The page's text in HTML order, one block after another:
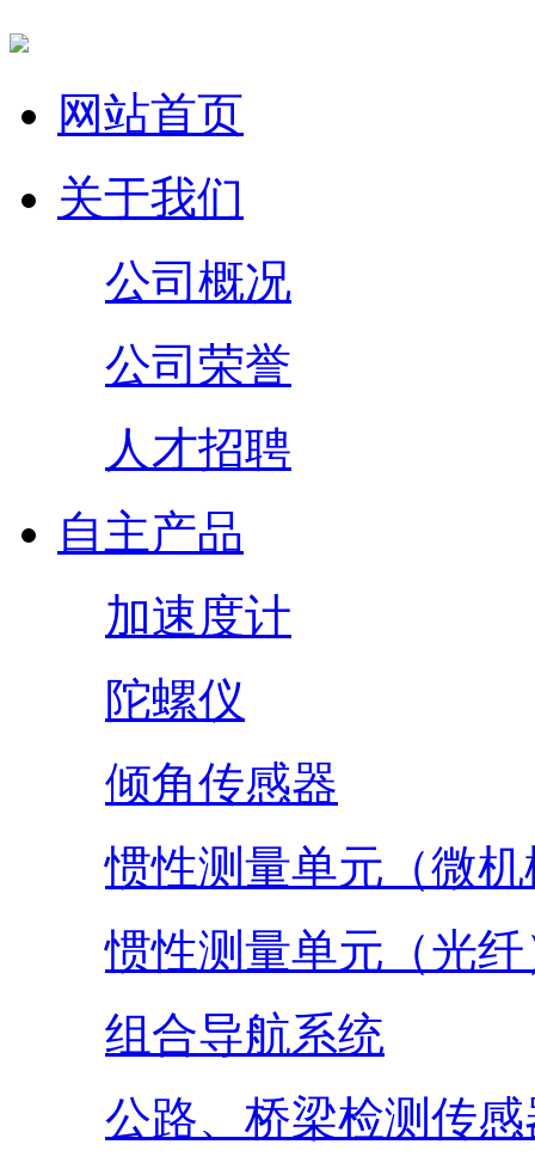
网站首页
关于我们
公司概况
公司荣誉
人才招聘
自主产品
加速度计
陀螺仪
倾角传感器
惯性测量单元（微
惯性测量单元（光纤
组合导航系统
公路、桥梁检测传感